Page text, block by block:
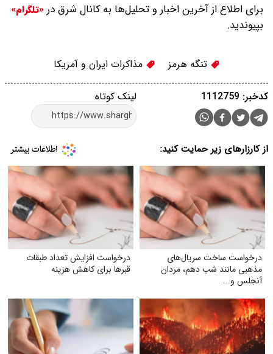
برای اطلاع از آخرین اخبار و تحلیل‌ها به کانال شرق در «تلگرام»
بپیوندید.
تنگه هرمز مذاکرات ایران و آمریکا
لینک کوتاه کدخبر: 1112759
از کارزارهای زیر حمایت کنید:
درخواست ساخت سریال‌های
مذهبی مانند شب دهم، مردان
آنجلس و...
درخواست افزایش تعداد طبقات
قبر‌ها برای کاهش هزینه